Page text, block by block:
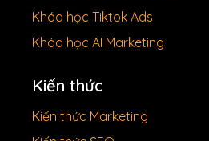
Khóa học Tiktok Ads
Khóa học AI Marketing
Kiến thức
Kiến thức Marketing